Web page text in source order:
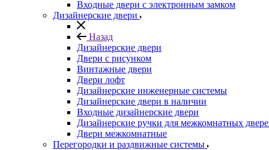
Входные двери с электронным замком
Дизайнерские двери
Назад
Дизайнерские двери
Двери с рисунком
Винтажные двери
Двери лофт
Дизайнерские инженерные системы
Дизайнерские двери в наличии
Входные дизайнерские двери
Дизайнерские ручки для межкомнатных
Двери межкомнатные
Перегородки и раздвижные системы